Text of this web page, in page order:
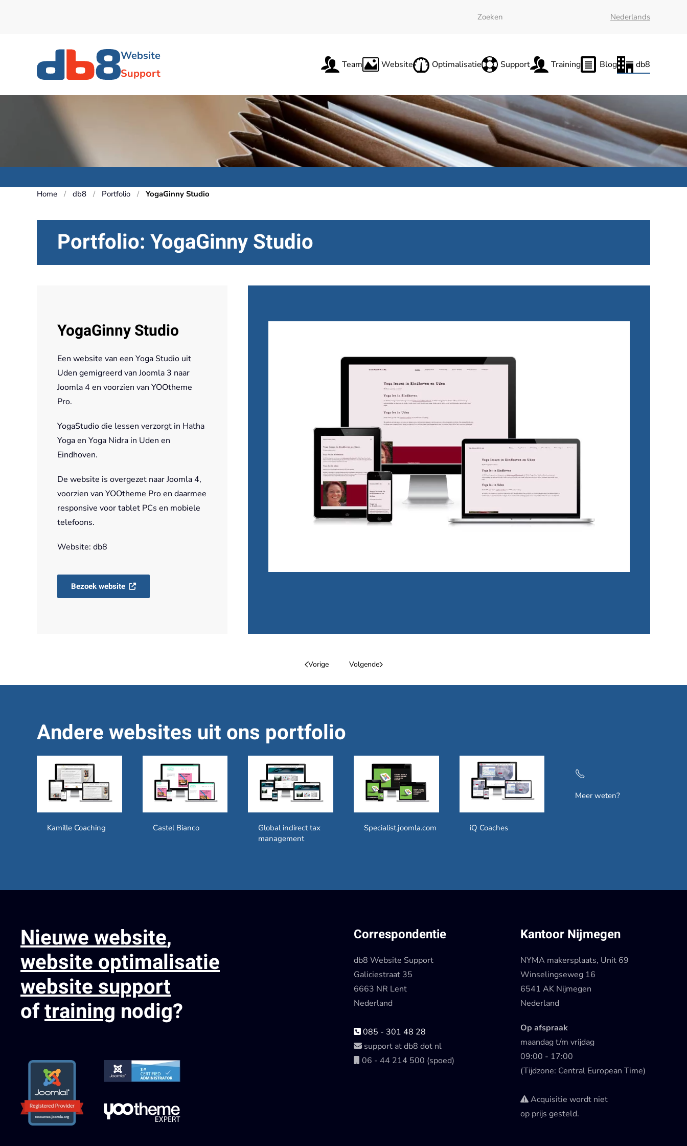
Nederlands
Website
Support
Team Website Optimalisatie Support Training Blog db8
Home db8 Portfolio YogaGinny Studio
Portfolio: YogaGinny Studio
YogaGinny Studio
Een website van een Yoga Studio uit
Uden gemigreerd van Joomla 3 naar
Joomla 4 en voorzien van YOOtheme
Pro.
YogaStudio die lessen verzorgt in Hatha
Yoga en Yoga Nidra in Uden en
Eindhoven.
De website is overgezet naar Joomla 4,
voorzien van YOOtheme Pro en daarmee
responsive voor tablet PCs en mobiele
telefoons.
Website: db8
Bezoek website
Vorige Volgende
Andere websites uit ons portfolio
Kamille Coaching Castel Bianco
Global indirect tax
management
Specialist.joomla.com iQ Coaches
Meer weten?
Nieuwe website,
website optimalisatie
website support
oftraining nodig?
Correspondentie
db8 Website Support
Galiciestraat 35
6663 NR Lent
Nederland
085 - 301 48 28
support at db8 dot nl
06 - 44 214 500 (spoed)
Kantoor Nijmegen
NYMA makersplaats, Unit 69
Winselingseweg 16
6541 AK Nijmegen
Nederland
Op afspraak
maandag t/m vrijdag
09:00 - 17:00
(Tijdzone: Central European Time)
Acquisitie wordt niet
op prijs gesteld.